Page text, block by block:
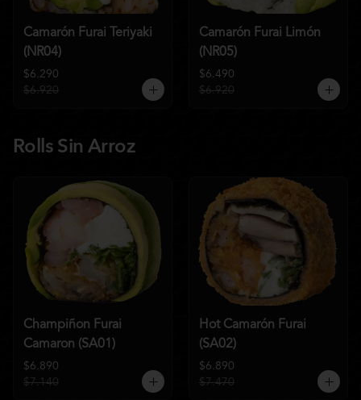
Camarón Furai Teriyaki
(NR04)
$6.290
$6.920
Camarón Furai Limón
(NR05)
$6.490
$6.920
Rolls Sin Arroz
Champiñon Furai
Camaron (SA01)
$6.890
$7.140
Hot Camarón Furai
(SA02)
$6.890
$7.470